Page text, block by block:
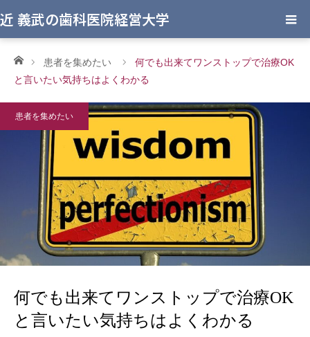
近 義武の歯科医院経営大学
ホーム患者を集めたい
何でも出来てワンストップで治療OK
と言いたい気持ちはよくわかる
患者を集めたい
何でも出来てワンストップで治療OK
と言いたい気持ちはよくわかる